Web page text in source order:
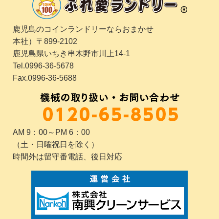
鹿児島のコインランドリーならおまかせ
本社）〒899-2102
鹿児島県いちき串木野市川上14-1
Tel.0996-36-5678
Fax.0996-36-5688
AM 9：00～PM 6：00
（土・日曜祝日を除く）
時間外は留守番電話、後日対応